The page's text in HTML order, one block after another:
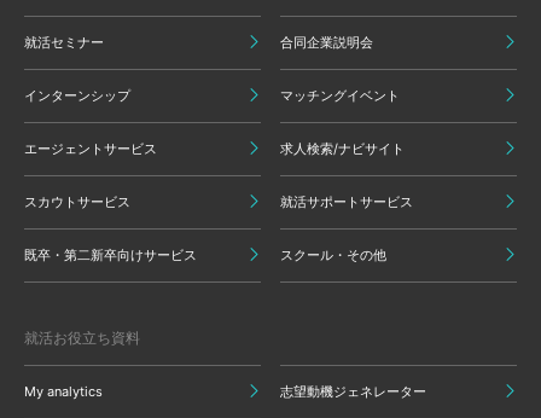
就活セミナー 合同企業説明会
インターンシップ マッチングイベント
エージェントサービス 求人検索/ナビサイト
スカウトサービス 就活サポートサービス
既卒・第二新卒向けサービス スクール・その他
就活お役立ち資料
My analytics 志望動機ジェネレーター